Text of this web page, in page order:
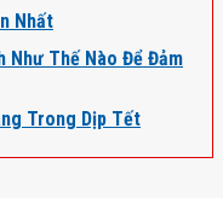
Nhất
Như Thế Nào Để Đảm
Trong Dịp Tết